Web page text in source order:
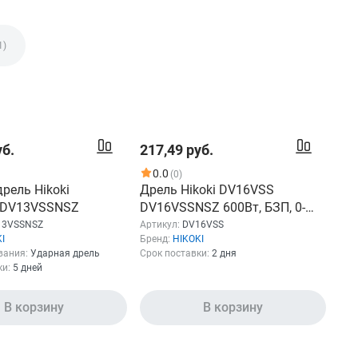
Hikoki
Ударная дрель
5 дней
В корзину
217,49 руб.
0.0 (0)
Дрель Hikoki DV16VSS
DV16VSSNSZ 600Вт, БЗП, 0-
2900/мин
Артикул: DV16VSS
Бренд: HIKOKI
Срок поставки: 2 дня
В корзину